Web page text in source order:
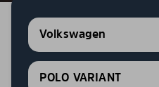
Volkswagen
POLO VARIANT